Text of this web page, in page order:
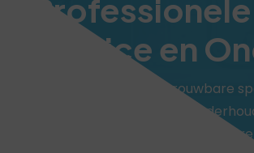
Service en
Op zoek naar een betrouwbare
Wij verzorgen installatie,
klimaatsystemen voor